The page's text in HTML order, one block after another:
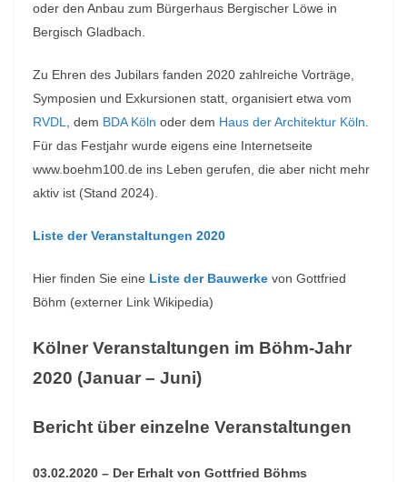
oder den Anbau zum Bürgerhaus Bergischer Löwe in
Bergisch Gladbach.
Zu Ehren des Jubilars fanden 2020 zahlreiche Vorträge,
Symposien und Exkursionen statt, organisiert etwa vom
RVDL
, dem BDA Köln oder dem Haus der Architektur Köln
Für das Festjahr wurde eigens eine Internetseite
www.boehm100.de ins Leben gerufen, die aber nicht mehr
aktiv ist (Stand 2024).
Liste der Veranstaltungen 2020
Hier finden Sie eine Liste der Bauwerke von Gottfried
Böhm (externer Link Wikipedia)
Kölner Veranstaltungen im Böhm-Jahr
2020 (Januar – Juni)
Bericht über einzelne Veranstaltungen
03.02.2020 – Der Erhalt von Gottfried Böhms